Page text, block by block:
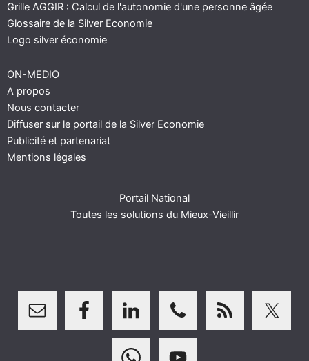
Grille AGGIR : Calcul de l'autonomie d'une personne âgée
Glossaire de la Silver Economie
Logo silver économie
ON-MEDIO
A propos
Nous contacter
Diffuser sur le portail de la Silver Economie
Publicité et partenariat
Mentions légales
Portail National
Toutes les solutions du Mieux-Vieillir